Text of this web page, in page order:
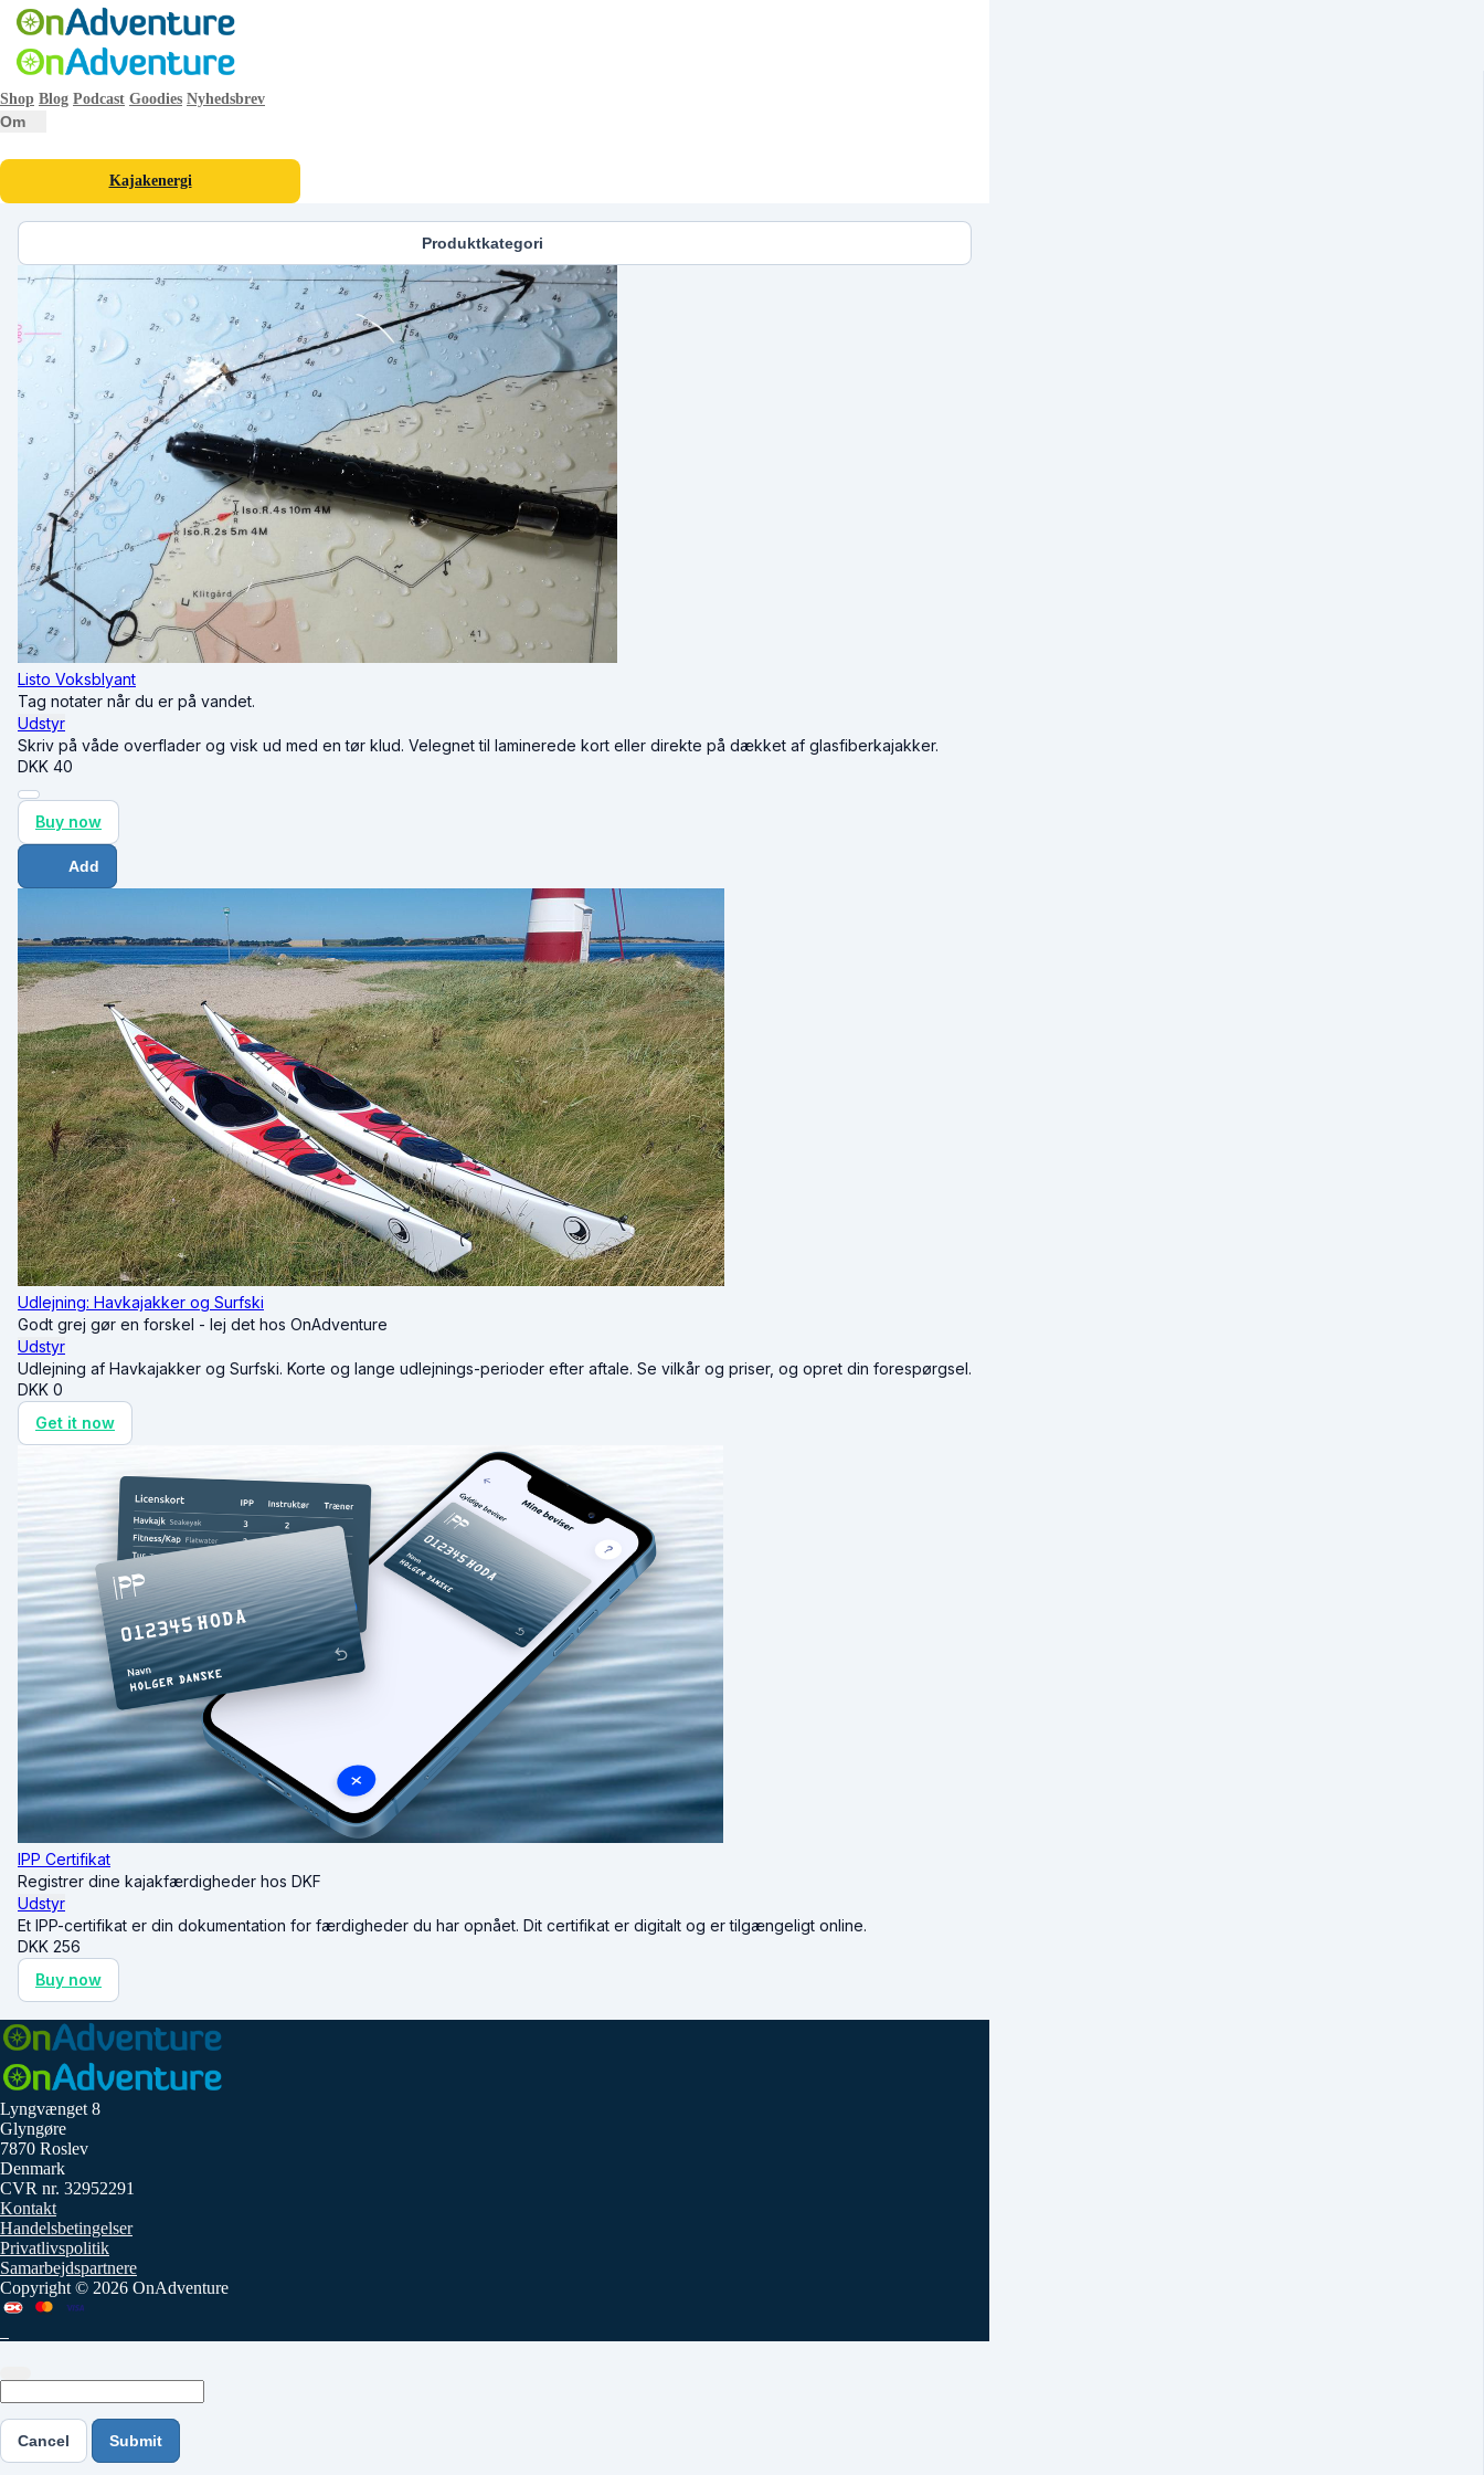
Shop Blog Podcast Goodies Nyhedsbrev
Om
Kajakenergi
Produktkategori
Listo Voksblyant
Tag notater når du er på vandet.
Udstyr
Skriv på våde overflader og visk ud med en tør klud. Velegnet til laminerede kort eller direkte på dækket af glasfiberkajakker.
DKK 40
Buy now
Add
Udlejning: Havkajakker og Surfski
Godt grej gør en forskel - lej det hos OnAdventure
Udstyr
Udlejning af Havkajakker og Surfski. Korte og lange udlejnings-perioder efter aftale. Se vilkår og priser, og opret din forespørgsel.
DKK 0
Get it now
IPP Certifikat
Registrer dine kajakfærdigheder hos DKF
Udstyr
Et IPP-certifikat er din dokumentation for færdigheder du har opnået. Dit certifikat er digitalt og er tilgængeligt online.
DKK 256
Buy now
Lyngvænget 8
Glyngøre
7870 Roslev
Denmark
CVR nr. 32952291
Kontakt
Handelsbetingelser
Privatlivspolitik
Samarbejdspartnere
Copyright © 2026 OnAdventure
Cancel Submit